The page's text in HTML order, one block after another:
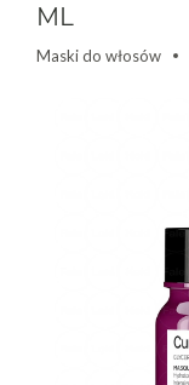
ML
Maski do włosów